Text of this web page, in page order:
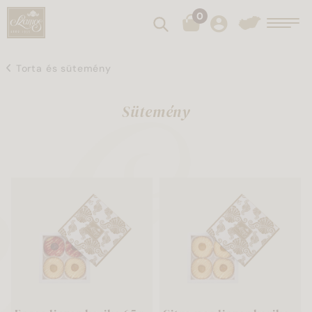
Keresés0
Torta és sütemény
Sütemény